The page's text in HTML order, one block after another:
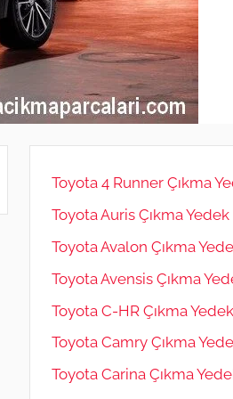
Toyota 4 Runner Çıkma
Toyota Auris Çıkma Yedek
Toyota Avalon Çıkma
Toyota Avensis Çıkma
Toyota C-HR Çıkma
Toyota Camry Çıkma
Toyota Carina Çıkma